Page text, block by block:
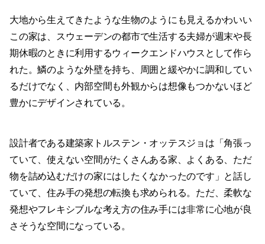
大地から生えてきたような生物のようにも見えるかわいい
この家は、スウェーデンの都市で生活する夫婦が週末や長
期休暇のときに利用するウィークエンドハウスとして作ら
れた。鱗のような外壁を持ち、周囲と緩やかに調和してい
るだけでなく、内部空間も外観からは想像もつかないほど
豊かにデザインされている。
設計者である建築家トルステン・オッテスジョは「角張っ
ていて、使えない空間がたくさんある家、よくある、ただ
物を詰め込むだけの家にはしたくなかったのです」と話し
ていて、住み手の発想の転換も求められる。ただ、柔軟な
発想やフレキシブルな考え方の住み手には非常に心地が良
さそうな空間になっている。